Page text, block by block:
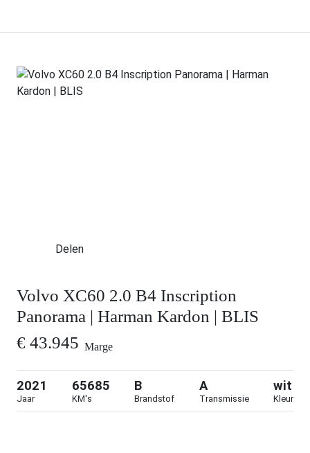
Delen
Volvo XC60 2.0 B4 Inscription
Panorama | Harman Kardon | BLIS
€ 43.945 Marge
2021
Jaar
65685
KM's
B
Brandstof
A
Transmissie
wit
Kleur